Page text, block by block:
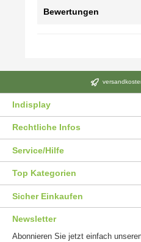
Bewertungen
Indisplay
Rechtliche Infos
Service/Hilfe
Top Kategorien
Sicher Einkaufen
Newsletter
Abonnieren Sie jetzt einfach